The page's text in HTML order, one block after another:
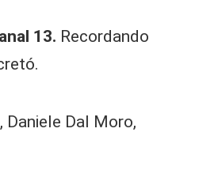
13. Recordando
Daniele Dal Moro,